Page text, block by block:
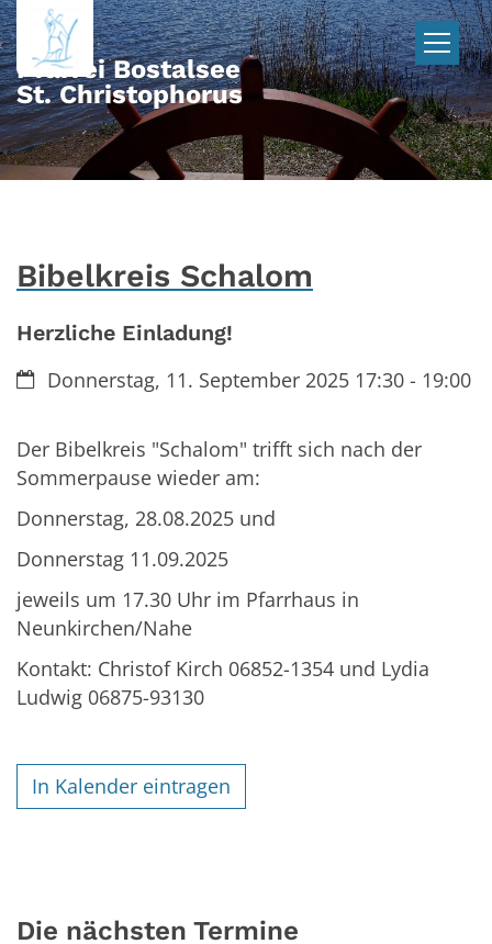
Zum Inhalt springen
Pfarrei Bostalsee
St. Christophorus
Bibelkreis Schalom
Herzliche Einladung!
Datum:Donnerstag, 11. September 2025 17:30 - 19:00
Der Bibelkreis "Schalom" trifft sich nach der
Sommerpause wieder am:
Donnerstag, 28.08.2025 und
Donnerstag 11.09.2025
jeweils um 17.30 Uhr im Pfarrhaus in
Neunkirchen/Nahe
Kontakt: Christof Kirch 06852-1354 und Lydia
Ludwig 06875-93130
In Kalender eintragen
Die nächsten Termine